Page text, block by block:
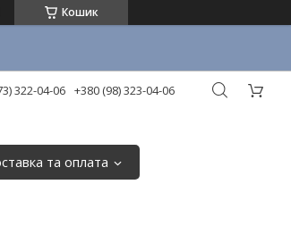
Кошик
322-04-06 +380 (98) 323-04-06
та оплата